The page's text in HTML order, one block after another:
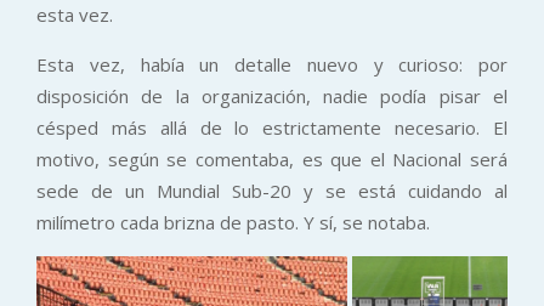
esta vez.
Esta vez, había un detalle nuevo y curioso: por
disposición de la organización, nadie podía pisar el
césped más allá de lo estrictamente necesario. El
motivo, según se comentaba, es que el Nacional será
sede de un Mundial Sub-20 y se está cuidando al
milímetro cada brizna de pasto. Y sí, se notaba.